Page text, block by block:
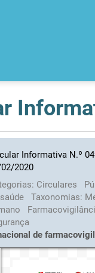
Informativa N.º
2020
Circulares
Taxonomias:
de